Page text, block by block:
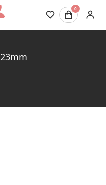
0
23mm